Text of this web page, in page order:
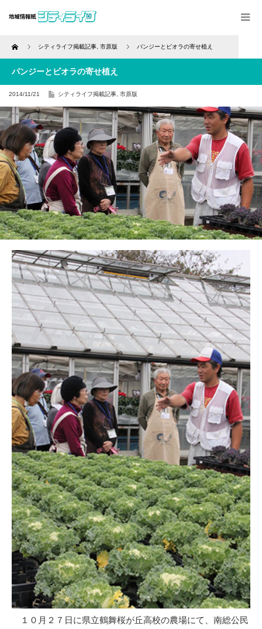
Home シティライフ掲載記事 市原版 パンジーとビオラの寄せ植え
パンジーとビオラの寄せ植え
2014/11/21 シティライフ掲載記事 市原版
１０月２７日に県立鶴舞桜が丘高校の農場にて、南総公民